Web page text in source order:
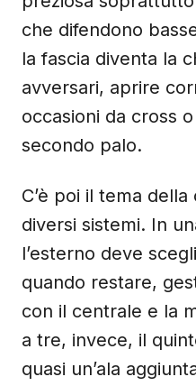
che difendono
la fascia diventa la
avversari, aprire
occasioni da cross
secondo palo.
C’è poi il tema
diversi sistemi. In
l’esterno deve
quando restare,
con il centrale e la
a tre, invece, il
quasi un’ala